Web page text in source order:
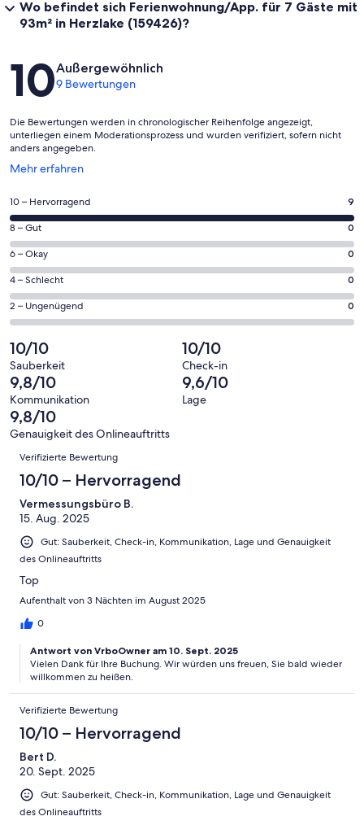
Wo befindet sich Ferienwohnung/App. für 7 Gäste mit
93m² in Herzlake (159426)?
Bewertungen
10Außergewöhnlich
9 Bewertungen
Die Bewertungen werden in chronologischer Reihenfolge angezeigt,
unterliegen einem Moderationsprozess und wurden verifiziert, sofern nicht
anders angegeben.
Mehr erfahren
Wird
einem
neuen
Fenster
geöffnet
9
von
insgesamt
9
Gästebewertungen
haben
eine
Bewertung
von
10
-
Hervorragend
10 – Hervorragend 9
0
von
insgesamt
9
Gästebewertungen
haben
Bewertung
von
8
-
Gut
8 – Gut 0
0
von
insgesamt
9
Gästebewertungen
haben
eine
Bewertung
von
6
-
Okay
6 – Okay 0
0
von
insgesamt
Gästebewertungen
haben
eine
Bewertung
von
4
4 – Schlecht 0
0
von
insgesamt
9
Gästebewertungen
haben
eine
Bewertung
2 – Ungenügend 0
10/10
Sauberkeit
10/10
Check-in
9,8/10
Kommunikation
9,6/10
Lage
9,8/10
Genauigkeit des Onlineauftritts
Bewertungen
Verifizierte Bewertung
10/10 – Hervorragend
Vermessungsbüro B.
15. Aug. 2025
Gut: Sauberkeit, Check-in, Kommunikation, Lage und Genauigkeit
des Onlineauftritts
Top
Aufenthalt von 3 Nächten im August 2025
0
Antwort von VrboOwner am 10. Sept. 2025
Vielen Dank für Ihre Buchung. Wir würden uns freuen, Sie bald wieder
willkommen zu heißen.
Verifizierte Bewertung
10/10 – Hervorragend
Bert D.
20. Sept. 2025
Gut: Sauberkeit, Check-in, Kommunikation, Lage und Genauigkeit
des Onlineauftritts